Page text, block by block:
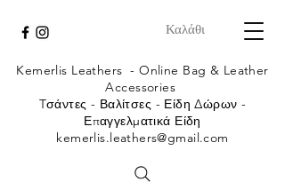
Καλάθι
Kemerlis Leathers -Online Bag & Leather
Accessories
Tσάντες - Βαλίτσες - Είδη Δώρων -
Επαγγελματικά Είδη
kemerlis.leathers@gmail.com